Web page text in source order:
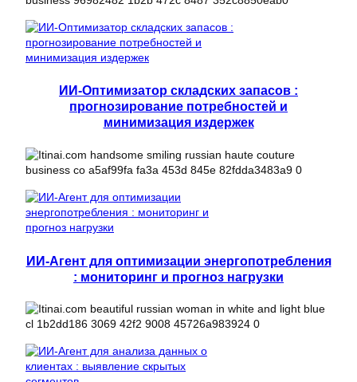
ИИ-Оптимизатор складских запасов :
прогнозирование потребностей и
минимизация издержек
ИИ-Агент для оптимизации энергопотребления
: мониторинг и прогноз нагрузки